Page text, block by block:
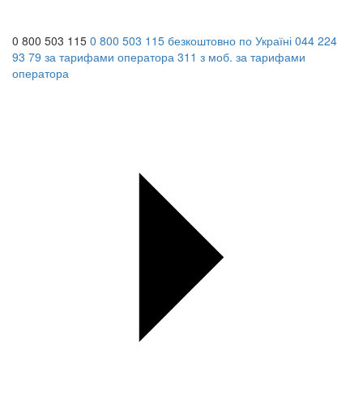
0 800 503 115 0 800 503 115 безкоштовно по Україні 044 224
93 79 за тарифами оператора 311 з моб. за тарифами
оператора